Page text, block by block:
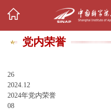
党内荣誉
26
2024.12
2024年党内荣誉
08